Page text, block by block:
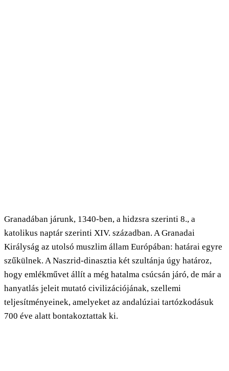
Granadában járunk, 1340-ben, a hidzsra szerinti 8., a
katolikus naptár szerinti XIV. században. A Granadai
Királyság az utolsó muszlim állam Európában: határai egyre
szűkülnek. A Naszrid-dinasztia két szultánja úgy határoz,
hogy emlékművet állít a még hatalma csúcsán járó, de már a
hanyatlás jeleit mutató civilizációjának, szellemi
teljesítményeinek, amelyeket az andalúziai tartózkodásuk
700 éve alatt bontakoztattak ki.